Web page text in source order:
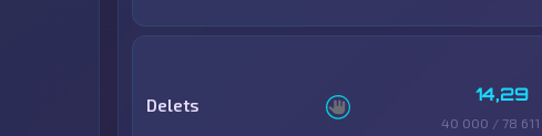
Delets 14,29
40 000 / 78 611